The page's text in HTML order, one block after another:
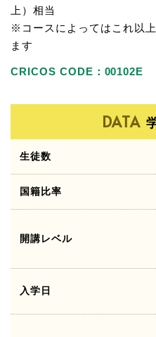
上）相当
※コースによってはこれ以
ます
CRICOS CODE：00102E
DATA
生徒数
国籍比率
開講レベル
入学日